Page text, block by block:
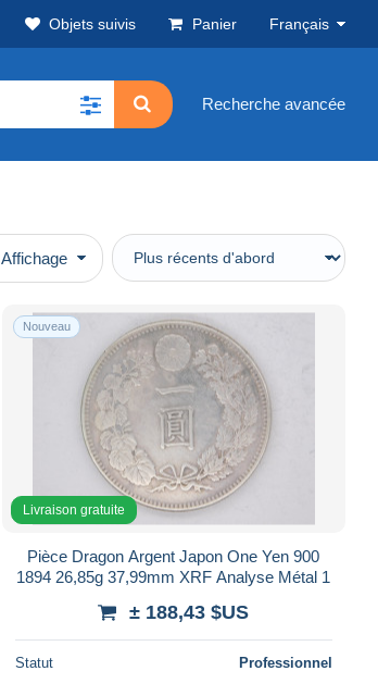
Objets suivis Panier Français
Recherche avancée
Affichage
Nouveau
Livraison gratuite
Pièce Dragon Argent Japon One Yen 900
1894 26,85g 37,99mm XRF Analyse Métal 1
± 188,43 $US
Statut Professionnel